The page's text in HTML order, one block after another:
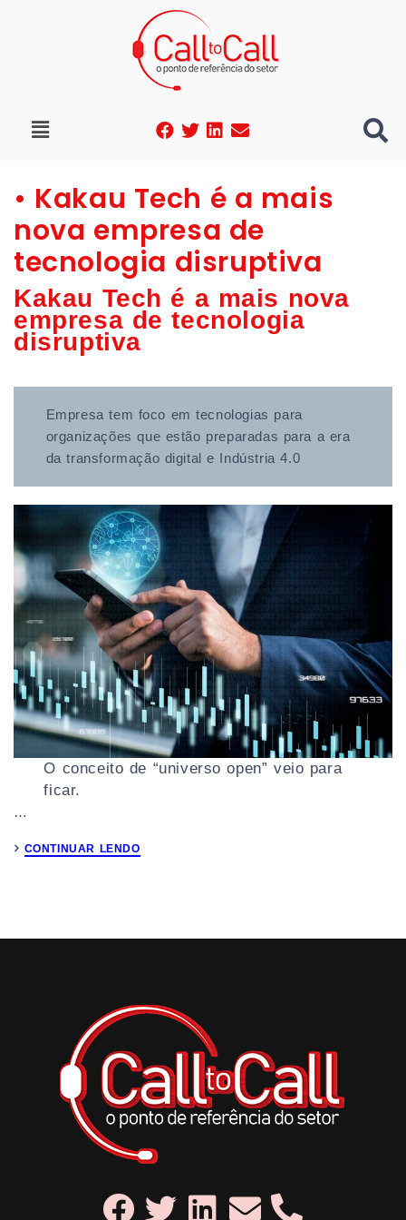
• Kakau Tech é a mais
nova empresa de
tecnologia disruptiva
Kakau Tech é a mais nova
empresa de tecnologia
disruptiva
Empresa tem foco em tecnologias para
organizações que estão preparadas para a era
da transformação digital e Indústria 4.0
O conceito de “universo open” veio para
ficar.
…
CONTINUAR LENDO